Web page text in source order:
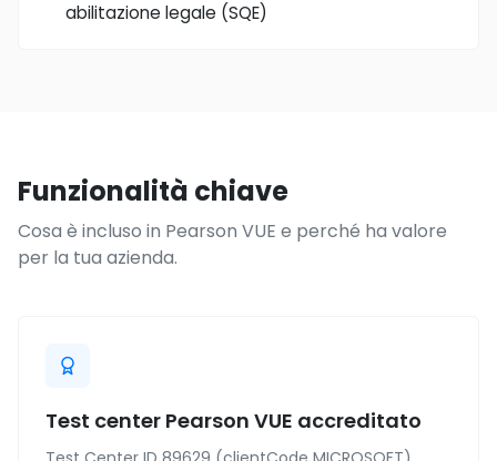
abilitazione legale (SQE)
Funzionalità chiave
Cosa è incluso in Pearson VUE e perché ha valore
per la tua azienda.
Test center Pearson VUE accreditato